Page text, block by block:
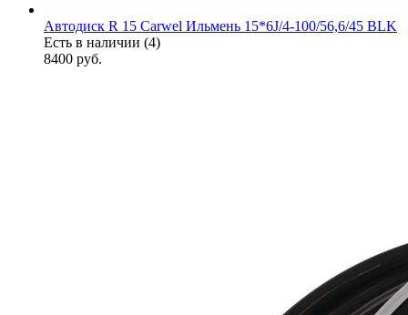
Автодиск R 15 Carwel Ильмень 15*6J/4-100/56,6/45 BLK
Есть в наличии (4)
8400 руб.